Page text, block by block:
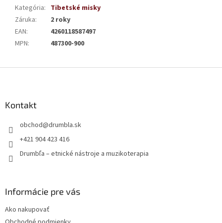
Kategória: Tibetské misky
Záruka:
2 roky
EAN:
4260118587497
MPN: 487300-900
Kontakt
obchod@drumbla.sk
+421 904 423 416
Drumbľa – etnické nástroje a muzikoterapia
Informácie pre vás
Ako nakupovať